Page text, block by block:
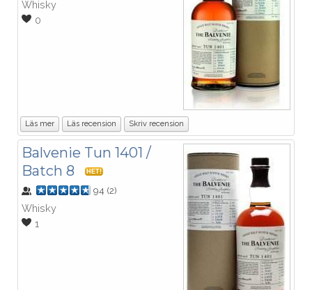
Whisky
0
Läs mer Läs recension Skriv recension
Balvenie Tun 1401 /
Batch 8
HET!
94 (2)
Whisky
1